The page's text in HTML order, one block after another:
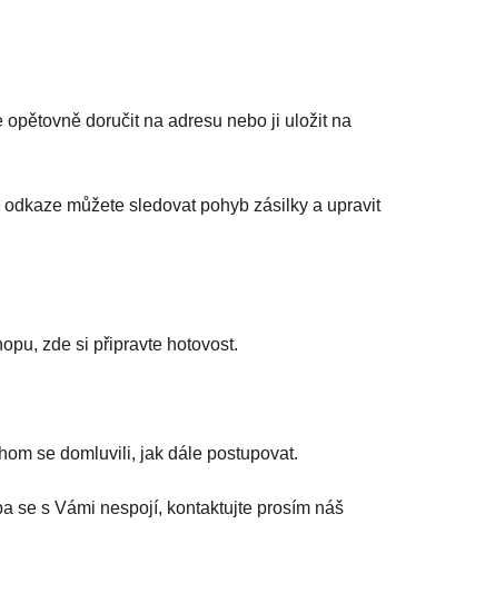
doručit na adresu nebo ji uložit na
můžete sledovat pohyb zásilky a upravit
zde si připravte hotovost.
se domluvili, jak dále postupovat.
se s Vámi nespojí, kontaktujte prosím náš